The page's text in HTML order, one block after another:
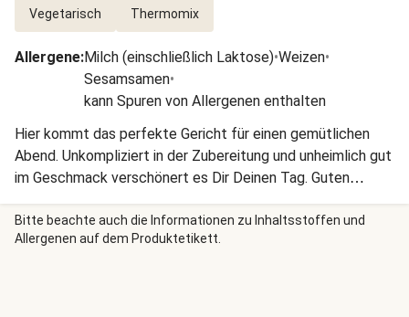
Vegetarisch Thermomix
Allergene:Milch (einschließlich Laktose)•Weizen•
Sesamsamen•
kann Spuren von Allergenen enthalten
Hier kommt das perfekte Gericht für einen gemütlichen
Abend. Unkompliziert in der Zubereitung und unheimlich gut
im Geschmack verschönert es Dir Deinen Tag. Guten
Appetit!
Bitte beachte auch die Informationen zu Inhaltsstoffen und
Allergenen auf dem Produktetikett.